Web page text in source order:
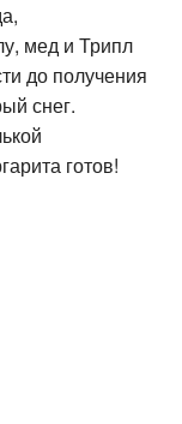
мед и Трипл
до получения
снег.
готов!